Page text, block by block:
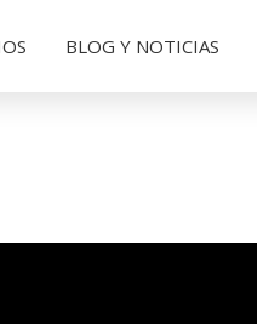
BLOG Y NOTICIAS